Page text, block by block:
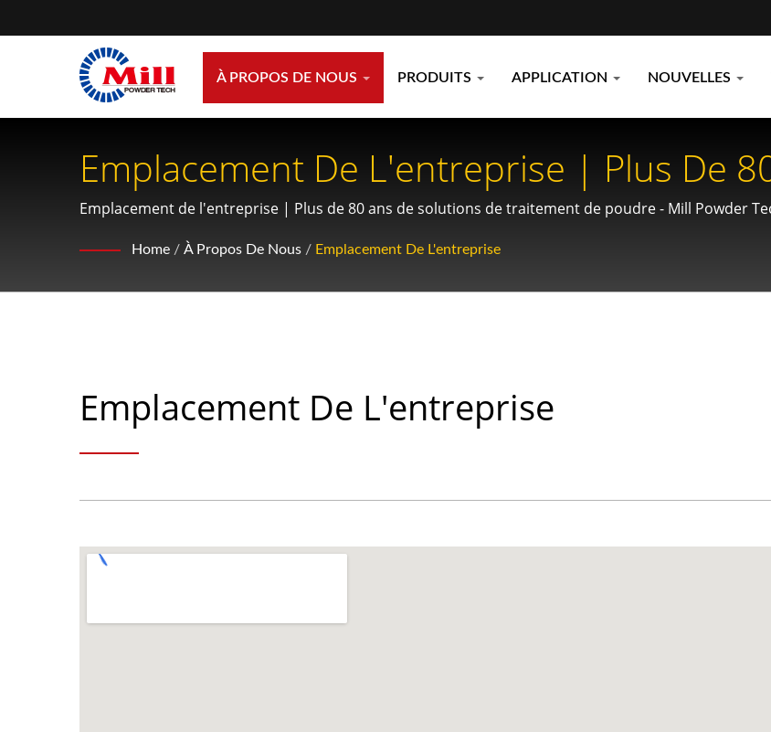
À PROPOS DE NOUS PRODUITS APPLICATION NOUVELLES
Emplacement De L'entreprise | Plus De
Traitement De Poudre - Mill Powder Tech
Emplacement de l'entreprise | Plus de 80 ans de solutions de traitement de poudre - Mill Powder
Home / À Propos De Nous / Emplacement De L'entreprise
Emplacement De L'entreprise